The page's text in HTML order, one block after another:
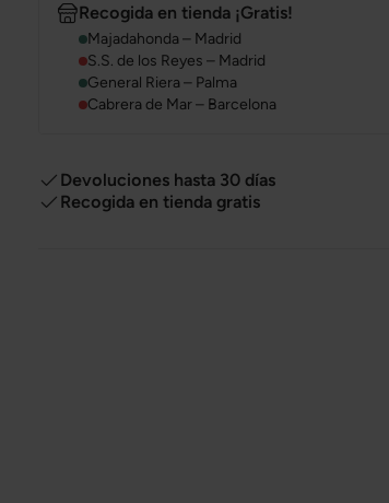
Recogida en tienda ¡Gratis!
Majadahonda – Madrid
S.S. de los Reyes – Madrid
General Riera – Palma
Cabrera de Mar – Barcelona
Devoluciones hasta 30 días
Recogida en tienda gratis